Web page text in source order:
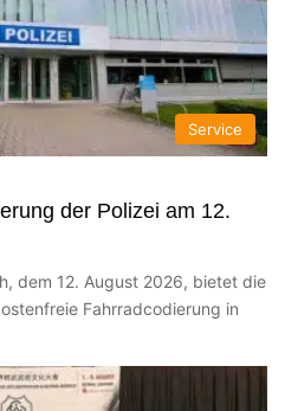
Service
der Polizei am 12.
dem 12. August 2026, bietet die
Fahrradcodierung in